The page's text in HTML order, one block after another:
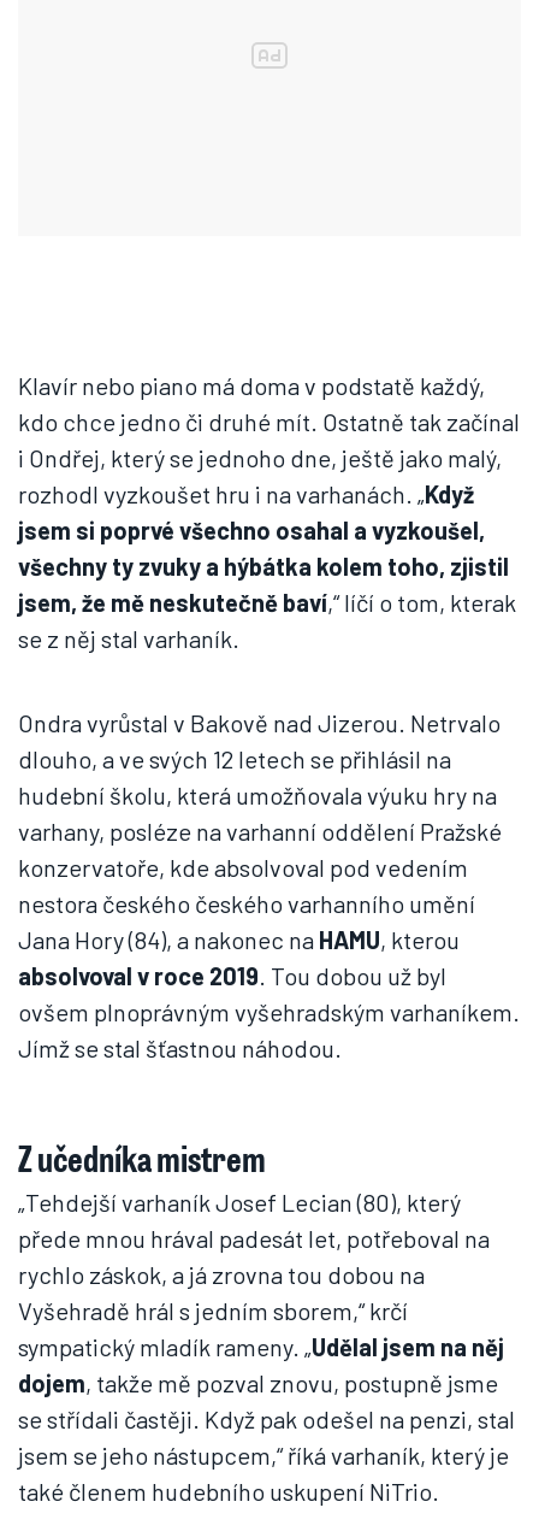
Klavír nebo piano má doma v podstatě každý,
kdo chce jedno či druhé mít. Ostatně tak začínal
i Ondřej, který se jednoho dne, ještě jako malý,
rozhodl vyzkoušet hru i na varhanách. „Když
jsem si poprvé všechno osahal a vyzkoušel,
všechny ty zvuky a hýbátka kolem toho, zjistil
jsem, že mě neskutečně baví,“ líčí o tom, kterak
se z něj stal varhaník.
Ondra vyrůstal v Bakově nad Jizerou. Netrvalo
dlouho, a ve svých 12 letech se přihlásil na
hudební školu, která umožňovala výuku hry na
varhany, posléze na varhanní oddělení Pražské
konzervatoře, kde absolvoval pod vedením
nestora českého českého varhanního umění
Jana Hory (84), a nakonec na HAMU, kterou
absolvoval v roce 2019. Tou dobou už byl
ovšem plnoprávným vyšehradským varhaníkem.
Jímž se stal šťastnou náhodou.
Z učedníka mistrem
„Tehdejší varhaník Josef Lecian (80), který
přede mnou hrával padesát let, potřeboval na
rychlo záskok, a já zrovna tou dobou na
Vyšehradě hrál s jedním sborem,“ krčí
sympatický mladík rameny. „Udělal jsem na něj
dojem, takže mě pozval znovu, postupně jsme
se střídali častěji. Když pak odešel na penzi, stal
jsem se jeho nástupcem,“ říká varhaník, který je
také členem hudebního uskupení NiTrio.